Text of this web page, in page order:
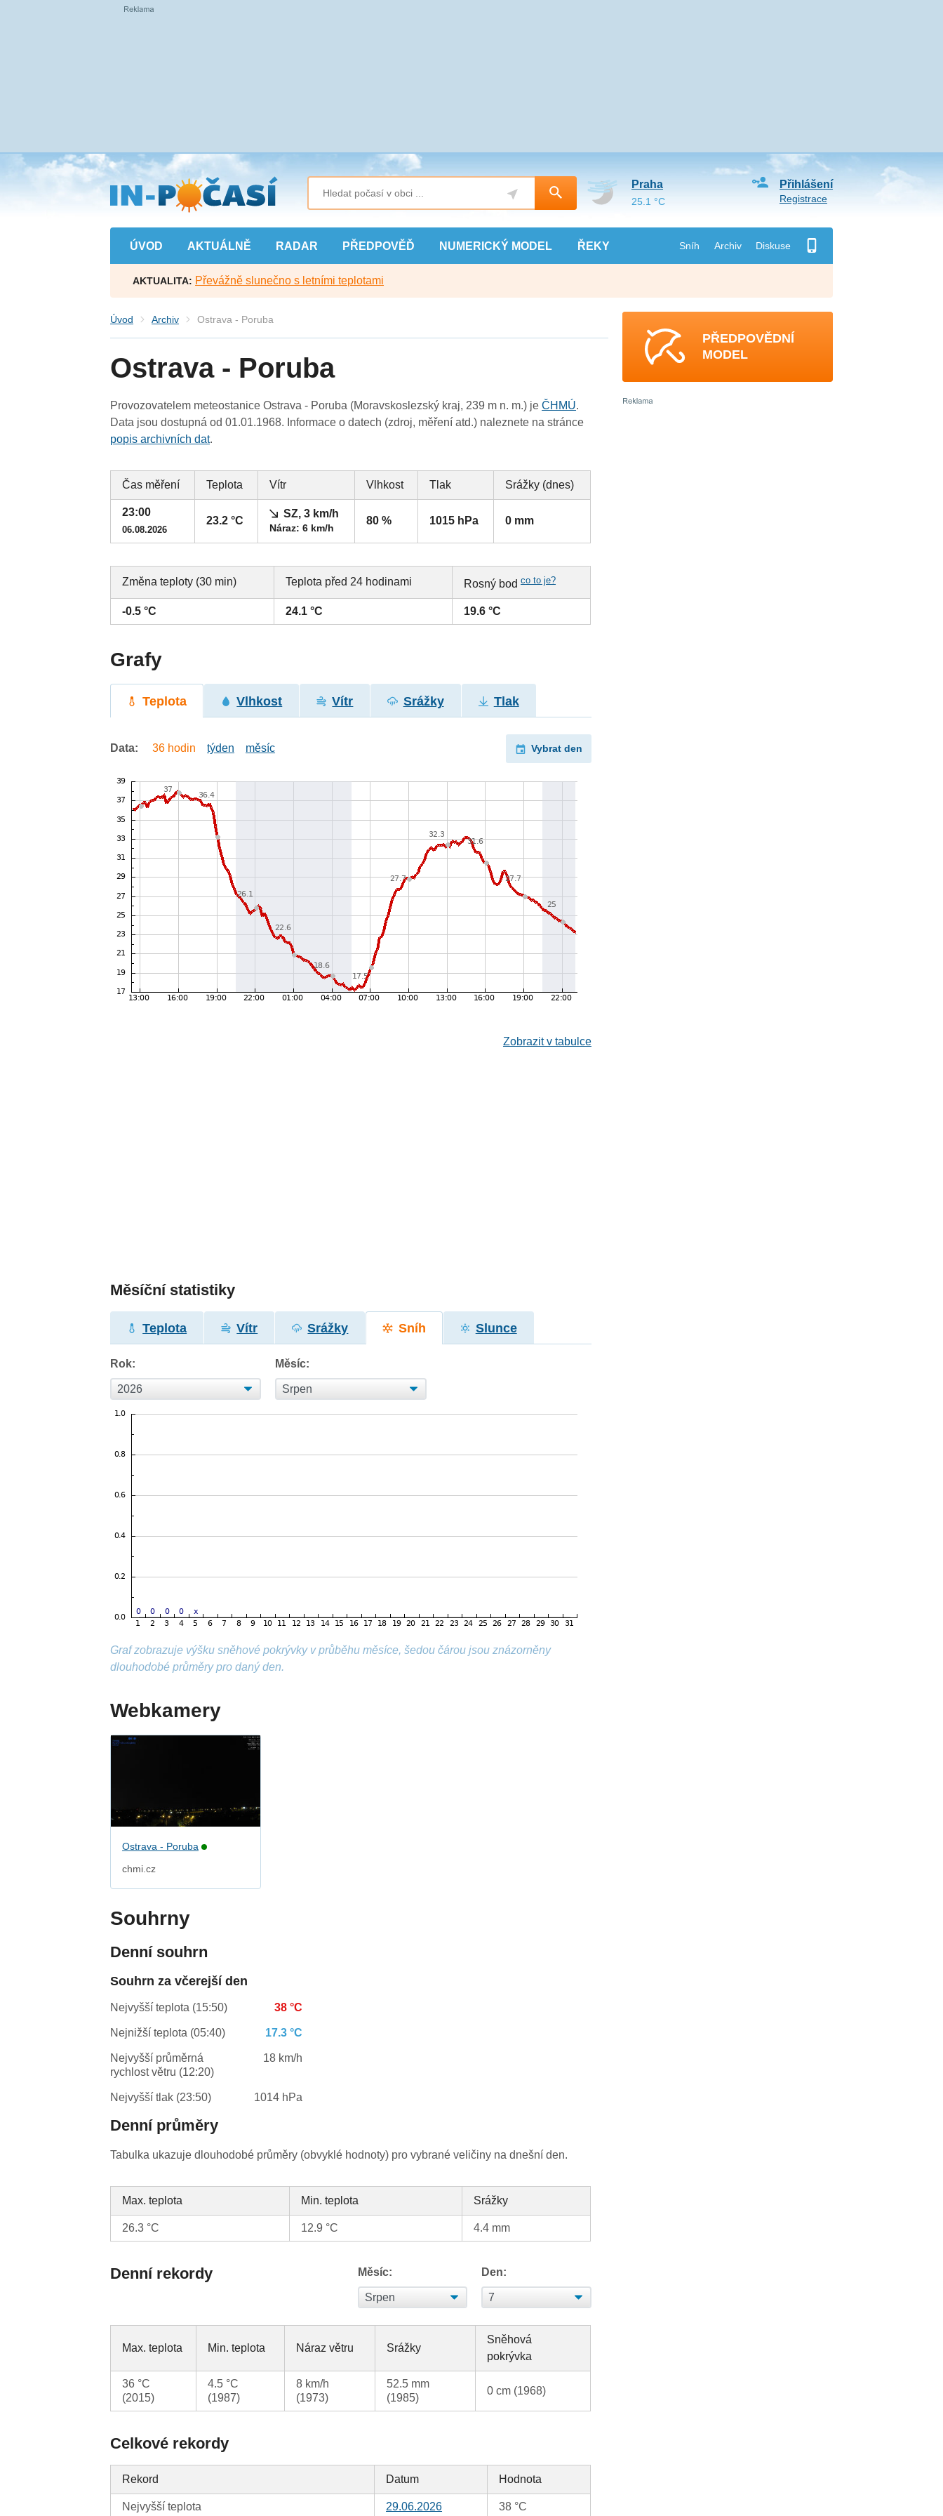
Přejít
na
hlavní
obsah
ÚVOD AKTUÁLNĚ RADAR PŘEDPOVĚĎ NUMERICKÝ MODEL ŘEKY Sníh Archiv Diskuse
Přihlášení
Registrace
Praha
25.1 °C
AKTUALITA: Převážně slunečno s letními teplotami
Úvod Archiv Ostrava - Poruba
Ostrava - Poruba
Provozovatelem meteostanice Ostrava - Poruba (Moravskoslezský kraj, 239 m n. m.) jeČHMÚ.
Data jsou dostupná od 01.01.1968. Informace o datech (zdroj, měření atd.) naleznete na stránce
popis archivních dat.
Čas měření Teplota Vítr Vlhkost Tlak Srážky (dnes)
23:00
06.08.2026
23.2 °C
SZ, 3 km/h
Náraz: 6 km/h
80 % 1015 hPa 0 mm
Změna teploty (30 min) Teplota před 24 hodinami Rosný bodco to je?
-0.5 °C 24.1 °C 19.6 °C
Grafy
Teplota Vlhkost Vítr Srážky Tlak
Data: 36 hodin týden měsíc Vybrat den
Zobrazit v tabulce
Měsíční statistiky
Teplota Vítr Srážky Sníh Slunce
Rok: Měsíc:
Graf zobrazuje výšku sněhové pokrývky v průběhu měsíce, šedou čárou jsou znázorněny
dlouhodobé průměry pro daný den.
Webkamery
Ostrava - Poruba
chmi.cz
Souhrny
Denní souhrn
Souhrn za včerejší den
Nejvyšší teplota (15:50) 38 °C
Nejnižší teplota (05:40) 17.3 °C
Nejvyšší průměrná
rychlost větru (12:20)
18 km/h
Nejvyšší tlak (23:50) 1014 hPa
Denní průměry
Tabulka ukazuje dlouhodobé průměry (obvyklé hodnoty) pro vybrané veličiny na dnešní den.
Max. teplota Min. teplota Srážky
26.3 °C 12.9 °C 4.4 mm
Denní rekordy Měsíc: Den:
Max. teplota Min. teplota Náraz větru Srážky
Sněhová
pokrývka
36 °C
(2015)
4.5 °C
(1987)
8 km/h
(1973)
52.5 mm
(1985)
0 cm (1968)
Celkové rekordy
Rekord Datum Hodnota
Nejvyšší teplota 29.06.2026 38 °C
PŘEDPOVĚDNÍ
MODEL